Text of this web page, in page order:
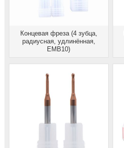
Концевая фреза (4 зубца,
радиусная, удлинённая,
EMB10)